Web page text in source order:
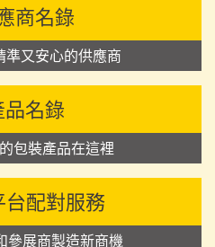
商名錄
準又安心的供應商
品名錄
包裝產品在這裡
台配對服務
參展商製造新商機